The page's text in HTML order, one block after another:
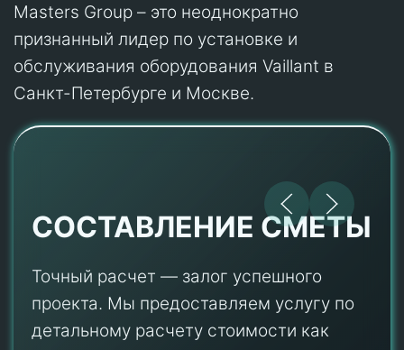
Masters Group – это неоднократно
признанный лидер по установке и
обслуживания оборудования Vaillant в
Санкт-Петербурге и Москве.
СОСТАВЛЕНИЕ СМЕТЫ
Точный расчет — залог успешного
проекта. Мы предоставляем услугу по
детальному расчету стоимости как